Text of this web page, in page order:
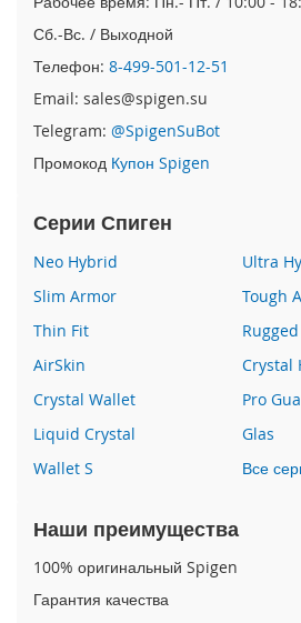
e
A
i
r
i
P
h
e
7
P
h
o
n
1
6
P
o
a
Сб.-Вс. / Выходной
Телефон: 8-499-501-12-51
Email: sales@spigen.su
Telegram: @SpigenSuBot
Промокод Купон Spigen
Серии Спиген
Neo Hybrid
Ultra
Slim Armor
Tough
Thin Fit
AirSkin
Crystal
Crystal Wallet
Pro
Liquid Crystal
Glas
Wallet S
Все
Наши преимущества
100% оригинальный Spigen
Гарантия качества